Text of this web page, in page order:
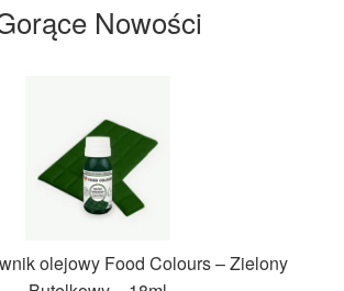
Nowości
olejowy Food Colours – Zielony